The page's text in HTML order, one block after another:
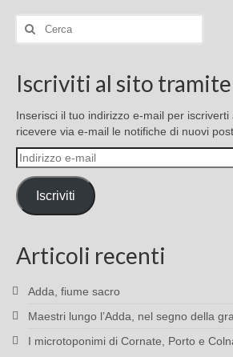
Cerca:
Iscriviti al sito
Inserisci il tuo indirizzo e-mail per iscriverti
ricevere via e-mail le notifiche di nuovi post.
Indirizzo
e-
mail
Iscriviti
Articoli recenti
Adda, fiume sacro
Maestri lungo l’Adda, nel segno della
I microtoponimi di Cornate, Porto e